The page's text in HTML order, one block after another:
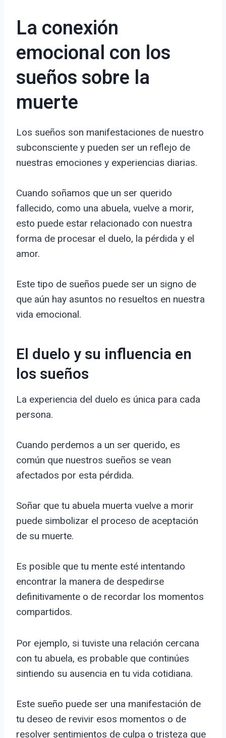
La conexión
emocional con los
sueños sobre la
muerte
Los sueños son manifestaciones de nuestro
subconsciente y pueden ser un reflejo de
nuestras emociones y experiencias diarias.
Cuando soñamos que un ser querido
fallecido, como una abuela, vuelve a morir,
esto puede estar relacionado con nuestra
forma de procesar el duelo, la pérdida y el
amor.
Este tipo de sueños puede ser un signo de
que aún hay asuntos no resueltos en nuestra
vida emocional.
El duelo y su influencia en
los sueños
La experiencia del duelo es única para cada
persona.
Cuando perdemos a un ser querido, es
común que nuestros sueños se vean
afectados por esta pérdida.
Soñar que tu abuela muerta vuelve a morir
puede simbolizar el proceso de aceptación
de su muerte.
Es posible que tu mente esté intentando
encontrar la manera de despedirse
definitivamente o de recordar los momentos
compartidos.
Por ejemplo, si tuviste una relación cercana
con tu abuela, es probable que continúes
sintiendo su ausencia en tu vida cotidiana.
Este sueño puede ser una manifestación de
tu deseo de revivir esos momentos o de
resolver sentimientos de culpa o tristeza que